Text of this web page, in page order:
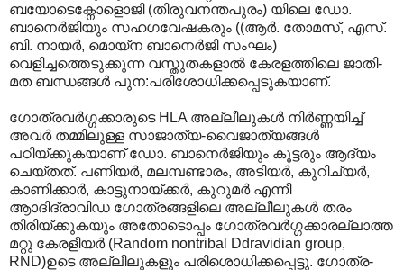
ബയോടെക്നോളൊജി (തിരുവനന്തപുരം) യിലെ ഡോ.
ബാനെര്‍ജിയും സഹഗവേഷകരും ((ആര്‍. തോമസ്, എസ്.
ബി. നായര്‍, മൊയ്ന ബാനെര്‍ജി സംഘം)
വെളിച്ചത്തെടുക്കുന്ന വസ്തുതകളാല്‍‍ കേരളത്തിലെ ജാതി-
മത ബന്ധങ്ങള്‍ പുന:പരിശോധിക്കപ്പെടുകയാണ്.
ഗോത്രവര്‍ഗ്ഗക്കാരുടെ HLA അല്ലീലുകള്‍ നിര്‍ണ്ണയിച്ച്
അവര്‍ തമ്മിലുള്ള സാജാത്യ-വൈജാത്യങ്ങള്‍
പഠിയ്ക്കുകയാണ് ഡോ. ബാനെര്‍ജിയും കൂട്ടരും ആദ്യം
ചെയ്തത്. പണിയര്‍, മലമ്പണ്ടാരം, അടിയര്‍, കുറിച്യര്‍,
കാണിക്കാര്‍, കാട്ടുനായ്ക്കര്‍, കുറുമര്‍ എന്നീ
ആ‍ാദിദ്രാവിഡ ഗോത്രങ്ങളിലെ അല്ലീലുകള്‍ തരം
തിരിയ്ക്കുകയും അതോടൊപ്പം ഗോത്രവര്‍ഗ്ഗക്കാരല്ലാത്ത
മറ്റു കേരളീയര്‍ (Random nontribal Ddravidian group,
RND)ഉടെ അല്ലീലുകളും പരിശൊധിക്കപ്പെട്ടു. ഗോത്ര-